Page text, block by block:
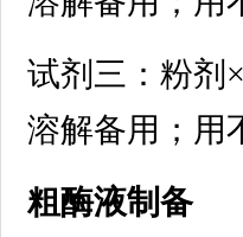
试剂三：粉剂
溶解备用；用
粗酶液制备